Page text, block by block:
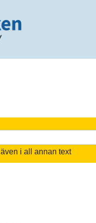
även i all annan text